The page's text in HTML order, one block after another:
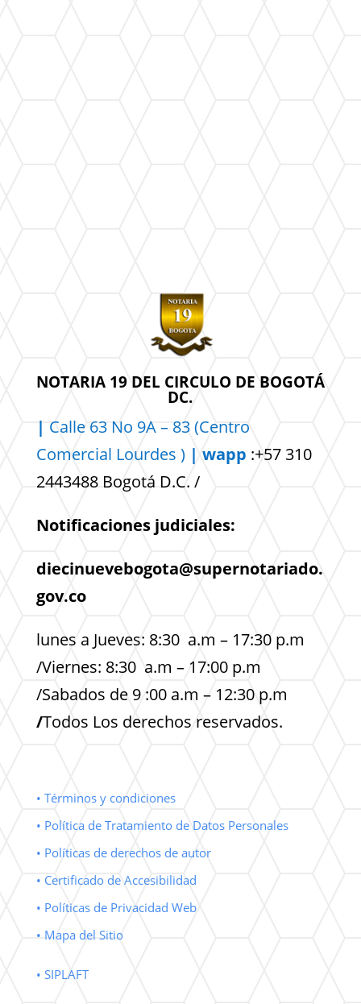
NOTARIA 19 DEL CIRCULO DE BOGOTÁ
DC.
| Calle 63 No 9A – 83 (Centro
Comercial Lourdes ) | wapp :+57 310
2443488 Bogotá D.C. /
Notificaciones judiciales:
diecinuevebogota@supernotariado.
gov.co
lunes a Jueves: 8:30 a.m – 17:30 p.m
/Viernes: 8:30 a.m – 17:00 p.m
/Sabados de 9 :00 a.m – 12:30 p.m
/Todos Los derechos reservados.
• Términos y condiciones
• Política de Tratamiento de Datos Personales
• Políticas de derechos de autor
• Certificado de Accesibilidad
• Políticas de Privacidad Web
• Mapa del Sitio
• SIPLAFT